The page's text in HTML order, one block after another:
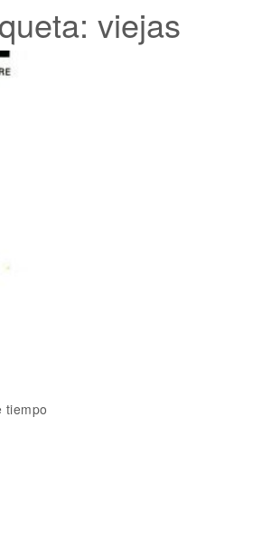
viejas
tiempo